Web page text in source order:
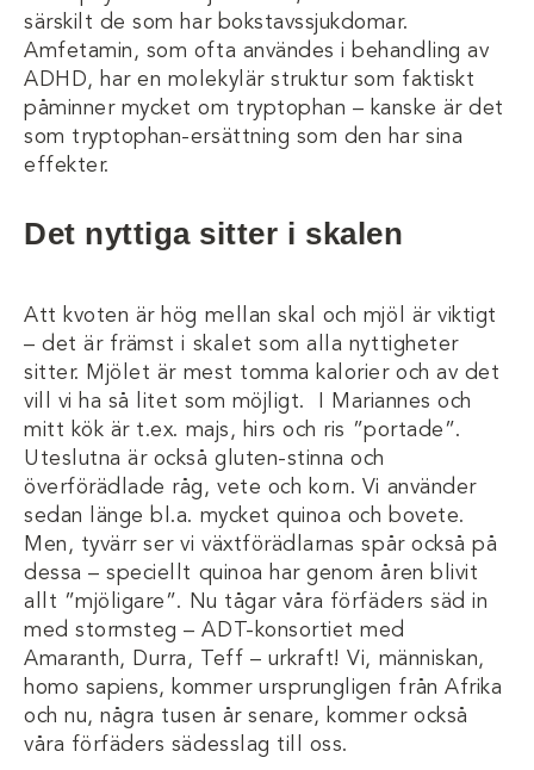
särskilt de som har bokstavssjukdomar.
Amfetamin, som ofta användes i behandling av
ADHD, har en molekylär struktur som faktiskt
påminner mycket om tryptophan – kanske är det
som tryptophan-ersättning som den har sina
effekter.
Det nyttiga sitter i skalen
Att kvoten är hög mellan skal och mjöl är viktigt
– det är främst i skalet som alla nyttigheter
sitter. Mjölet är mest tomma kalorier och av det
vill vi ha så litet som möjligt. I Mariannes och
mitt kök är t.ex. majs, hirs och ris ”portade”.
Uteslutna är också gluten-stinna och
överförädlade råg, vete och korn. Vi använder
sedan länge bl.a. mycket quinoa och bovete.
Men, tyvärr ser vi växtförädlarnas spår också på
dessa – speciellt quinoa har genom åren blivit
allt ”mjöligare”. Nu tågar våra förfäders säd in
med stormsteg – ADT-konsortiet med
Amaranth, Durra, Teff – urkraft! Vi, människan,
homo sapiens, kommer ursprungligen från Afrika
och nu, några tusen år senare, kommer också
våra förfäders sädesslag till oss.